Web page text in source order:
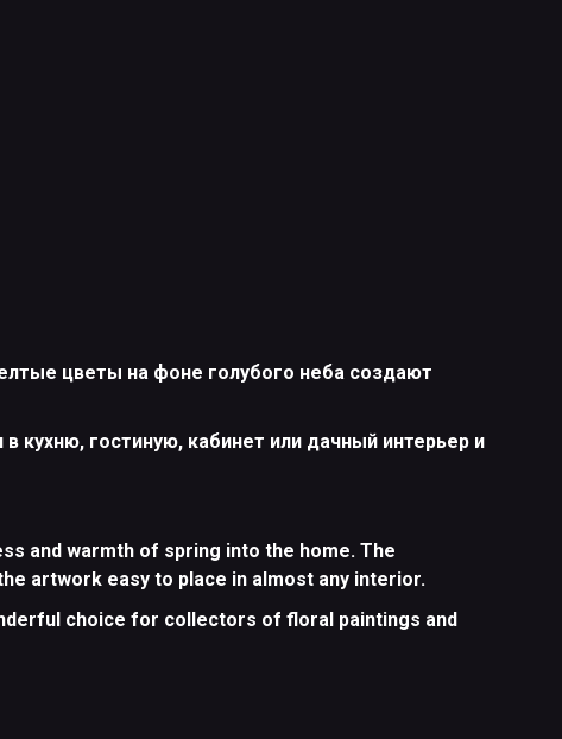
цветы на фоне голубого неба создают
кухню, гостиную, кабинет или дачный интерьер и
and warmth of spring into the home. The
artwork easy to place in almost any interior.
choice for collectors of floral paintings and